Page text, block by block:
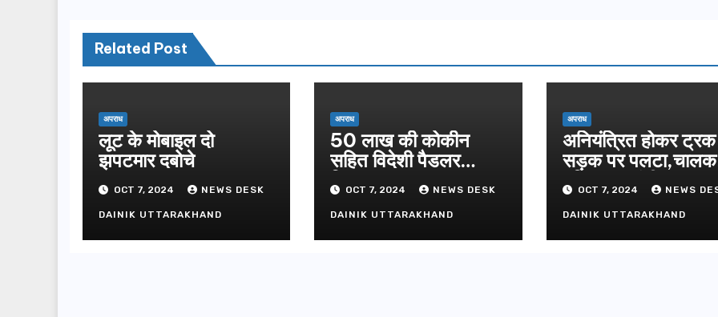
Related Post
अपराध
लूट के मोबाइल दो
झपटमार दबोचे
OCT 7, 2024 NEWS DESK
DAINIK UTTARAKHAND
अपराध
50 लाख की कोकीन
सहित विदेशी पैडलर
गिफ्तार
OCT 7, 2024 NEWS DESK
DAINIK UTTARAKHAND
अपराध
अनियंत्रित होकर ट्रक
सड़क पर
परिचालक गंभीर
OCT 7, 2024 NEWS
DAINIK UTTARAKHAND